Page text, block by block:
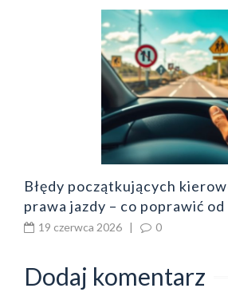
Błędy początkujących
prawa jazdy – co poprawić od
19 czerwca 2026 | 0
Dodaj komentarz